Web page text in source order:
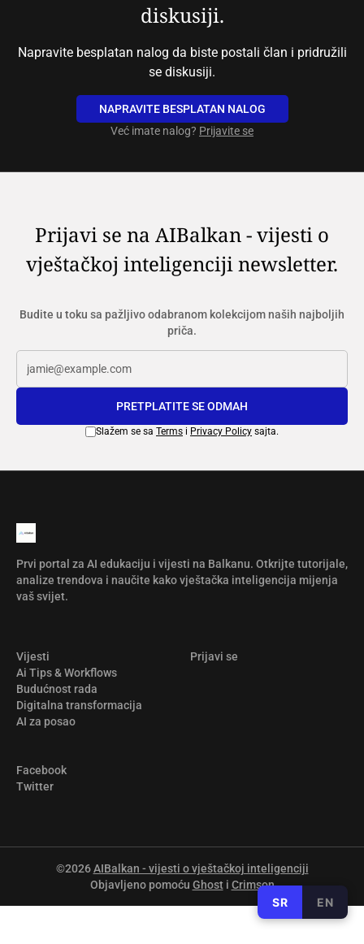
diskusiji.
Napravite besplatan nalog da biste postali član i pridružili
se diskusiji.
NAPRAVITE BESPLATAN NALOG
Već imate nalog? Prijavite se
Prijavi se na AIBalkan - vijesti o
vještačkoj inteligenciji newsletter.
Budite u toku sa pažljivo odabranom kolekcijom naših najboljih
priča.
PRETPLATITE SE ODMAH
Slažem se sa Terms i Privacy Policy sajta.
Prvi portal za AI edukaciju i vijesti na Balkanu. Otkrijte tutorijale,
analize trendova i naučite kako vještačka inteligencija mijenja
vaš svijet.
Vijesti
Ai Tips & Workflows
Budućnost rada
Digitalna transformacija
AI za posao
Prijavi se
Facebook
Twitter
©2026AIBalkan - vijesti o vještačkoj inteligenciji
Objavljeno pomoću Ghosti Crimson
SR EN